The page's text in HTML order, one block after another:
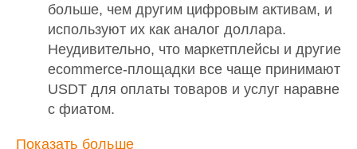
больше, чем другим цифровым активам, и
используют их как аналог доллара.
Неудивительно, что маркетплейсы и другие
ecommerce-площадки все чаще принимают
USDT для оплаты товаров и услуг наравне
с фиатом.
Показать больше